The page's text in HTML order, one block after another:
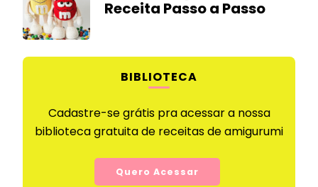
Receita Passo a Passo
BIBLIOTECA
Cadastre-se grátis pra acessar a nossa
biblioteca gratuita de receitas de amigurumi
Quero Acessar